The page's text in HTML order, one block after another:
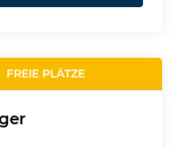
FREIE PLÄTZE